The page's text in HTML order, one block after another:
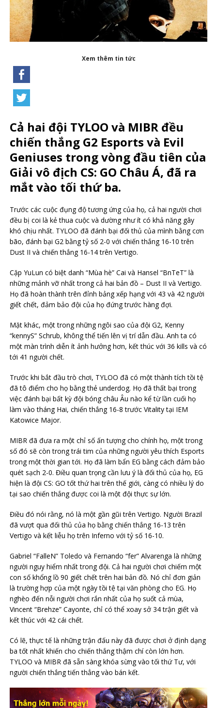
Xem thêm tin tức
Cả hai đội TYLOO và MIBR đều
chiến thắng G2 Esports và Evil
Geniuses trong vòng đầu tiên của
Giải vô địch CS: GO Châu Á, đã ra
mắt vào tối thứ ba.
Trước các cuộc đụng độ tương ứng của họ, cả hai người chơi
đều bị coi là kẻ thua cuộc và dường như ít có khả năng gây
khó chịu nhất. TYLOO đã đánh bại đối thủ của mình bằng cơn
bão, đánh bại G2 bằng tỷ số 2-0 với chiến thắng 16-10 trên
Dust II và chiến thắng 16-14 trên Vertigo.
Cặp YuLun có biệt danh “Mùa hè” Cai và Hansel “BnTeT” là
những mảnh vỡ nhất trong cả hai bản đồ – Dust II và Vertigo.
Họ đã hoàn thành trên đỉnh bảng xếp hạng với 43 và 42 người
giết chết, đảm bảo đội của họ đứng trước hàng đợi.
Mặt khác, một trong những ngôi sao của đội G2, Kenny
“kennyS” Schrub, không thể tiến lên vị trí dẫn đầu. Anh ta có
một màn trình diễn ít ảnh hưởng hơn, kết thúc với 36 kills và có
tới 41 người chết.
Trước khi bắt đầu trò chơi, TYLOO đã có một thành tích tồi tệ
đã tô điểm cho họ bằng thẻ underdog. Họ đã thất bại trong
việc đánh bại bất kỳ đội bóng châu Âu nào kể từ lần cuối họ
làm vào tháng Hai, chiến thắng 16-8 trước Vitality tại IEM
Katowice Major.
MIBR đã đưa ra một chỉ số ấn tượng cho chính họ, một trong
số đó sẽ còn trong trái tim của những người yêu thích Esports
trong một thời gian tới. Họ đã làm bẩn EG bằng cách đảm bảo
quét sạch 2-0. Điều quan trọng cần lưu ý là đối thủ của họ, EG
hiện là đội CS: GO tốt thứ hai trên thế giới, càng có nhiều lý do
tại sao chiến thắng được coi là một đội thực sự lớn.
Điều đó nói rằng, nó là một gần gũi trên Vertigo. Người Brazil
đã vượt qua đối thủ của họ bằng chiến thắng 16-13 trên
Vertigo và kết liễu họ trên Inferno với tỷ số 16-10.
Gabriel “FalleN” Toledo và Fernando “fer” Alvarenga là những
người nguy hiểm nhất trong đội. Cả hai người chơi chiếm một
con số khổng lồ 90 giết chết trên hai bản đồ. Nó chỉ đơn giản
là trường hợp của một ngày tồi tệ tại văn phòng cho EG. Họ
nghèo đến nỗi người chơi rắn nhất của họ suốt cả mùa,
Vincent “Brehze” Cayonte, chỉ có thể xoay sở 34 trận giết và
kết thúc với 42 cái chết.
Có lẽ, thực tế là những trận đấu này đã được chơi ở định dạng
ba tốt nhất khiến cho chiến thắng thậm chí còn lớn hơn.
TYLOO và MIBR đã sẵn sàng khóa sừng vào tối thứ Tư, với
người chiến thắng tiến thẳng vào bán kết.